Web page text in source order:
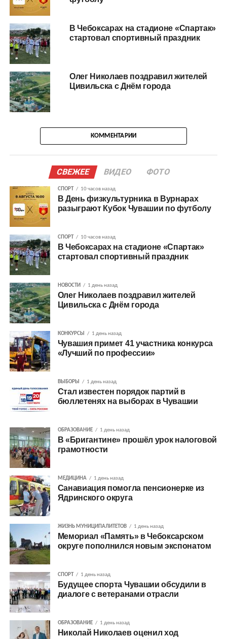
В Чебоксарах на стадионе «Спартак»
стартовал спортивный праздник
Олег Николаев поздравил жителей
Цивильска с Днём города
КОММЕНТАРИИ
СВЕЖЕЕ ВИДЕО ФОТО
СПОРТ 10 часов назад
В День физкультурника в Вурнарах
разыграют Кубок Чувашии по футболу
СПОРТ 10 часов назад
В Чебоксарах на стадионе «Спартак»
стартовал спортивный праздник
НОВОСТИ 1 день назад
Олег Николаев поздравил жителей
Цивильска с Днём города
КОНКУРСЫ 1 день назад
Чувашия примет 41 участника конкурса
«Лучший по профессии»
ВЫБОРЫ 1 день назад
Стал известен порядок партий в
бюллетенях на выборах в Чувашии
ОБРАЗОВАНИЕ 1 день назад
В «Бригантине» прошёл урок налоговой
грамотности
МЕДИЦИНА 1 день назад
Санавиация помогла пенсионерке из
Ядринского округа
ЖИЗНЬ МУНИЦИПАЛИТЕТОВ 1 день назад
Мемориал «Память» в Чебоксарском
округе пополнился новым экспонатом
СПОРТ 1 день назад
Будущее спорта Чувашии обсудили в
диалоге с ветеранами отрасли
ОБРАЗОВАНИЕ 1 день назад
Николай Николаев оценил ход